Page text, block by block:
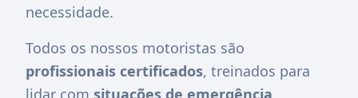
necessidade.
Todos os nossos motoristas são
profissionais certificados, treinados para
lidar com situações de emergência,